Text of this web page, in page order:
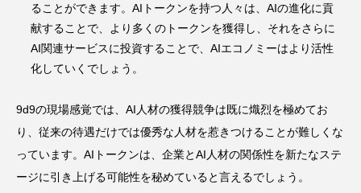
ることができます。AIトークンを持つ人々は、AIの進化に貢
献することで、より多くのトークンを獲得し、それをさらに
AI関連サービスに投資することで、AIエコノミーはより活性
化していくでしょう。
9d9の現場感覚では、AI人材の獲得競争は既に熾烈を極めてお
り、従来の待遇だけでは優秀な人材を惹きつけることが難しくな
っています。AIトークンは、企業とAI人材の関係性を新たなステ
ージに引き上げる可能性を秘めていると言えるでしょう。